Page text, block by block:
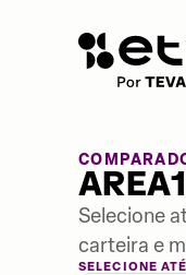
Selecione
carteira e
SELECIONE